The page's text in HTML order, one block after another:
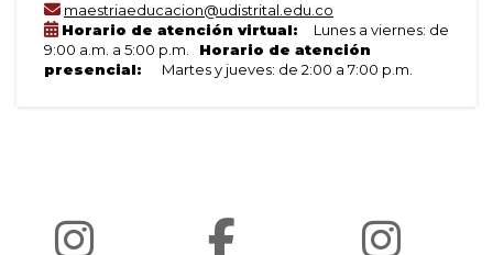
maestriaeducacion@udistrital.edu.co
Horario de atención virtual:
Lunes a viernes: de
9:00 a.m. a 5:00 p.m. Horario de atención
presencial:
Martes y jueves: de 2:00 a 7:00 p.m.